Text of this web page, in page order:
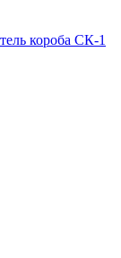
короба СК-1